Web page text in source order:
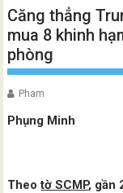
Căng thẳng
mua 8 khinh
phòng
Pham
Phụng Minh
Theotờ SCMP, gần